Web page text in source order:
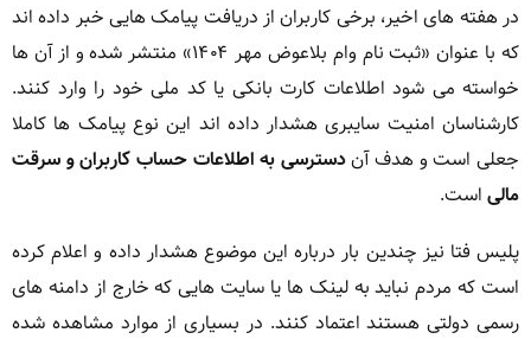
در هفته های اخیر، برخی کاربران از دریافت پیامک هایی خبر داده اند
که با عنوان «ثبت نام وام بلاعوض مهر ۱۴۰۴» منتشر شده و از آن ها
خواسته می شود اطلاعات کارت بانکی یا کد ملی خود را وارد کنند.
کارشناسان امنیت سایبری هشدار داده اند این نوع پیامک ها کاملا
جعلی است و هدف آندسترسی به اطلاعات حساب کاربران و سرقت
مالی است.
پلیس فتا نیز چندین بار درباره این موضوع هشدار داده و اعلام کرده
است که مردم نباید به لینک ها یا سایت هایی که خارج از دامنه های
رسمی دولتی هستند اعتماد کنند. در بسیاری از موارد مشاهده شده